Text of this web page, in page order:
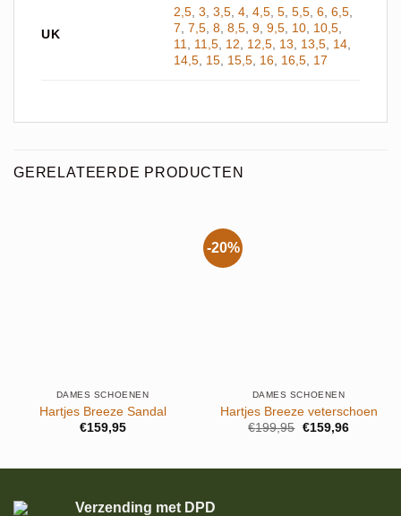
UK
2,5 ,3 ,3,5 ,4 ,4,5 ,5 ,5,5 ,6 ,6,5
7 ,7,5 ,8 ,8,5 ,9 ,9,5 10 10,5
11
11,5 12 12,5 13 13,5 14
14,5 15 15,5 16 16,5 17
GERELATEERDE PRODUCTEN
DAMES SCHOENEN
Hartjes Breeze Sandal
€159,95
-20%
DAMES SCHOENEN
Hartjes Breeze veterschoen
€199,95 Oorspronkelijke
€159,96Huidige
Verzending met DPD